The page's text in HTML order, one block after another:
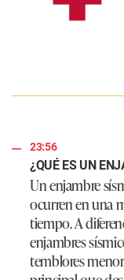
23:56
¿QUÉ ES UN
Un enjambre
ocurren en una
tiempo. A
enjambres
temblores